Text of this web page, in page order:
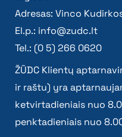
Adresas: Vinco
El.p.: info@zudc.lt
Tel.: (0 5) 266 0620
ŽŪDC Klientų
ir raštu) yra
ketvirtadieniais nuo
penktadieniais nuo